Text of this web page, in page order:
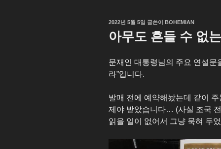
작
일
2022년 5월 5일 글쓴이 BOHEMIAN
아무도 흔들 수 없
문재인 대통령님의 주요 연설문
라”입니다.
발매 전에 예약해놨는데 같이
제야 받았습니다… (사실 조국
읽을 일이 없어서 그냥 묵혀 두